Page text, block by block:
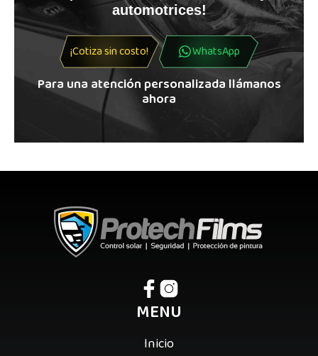
automotrices!
¡Cotiza sin costo! WhatsApp
Para una atención personalizada llámanos
ahora
MENU
Inicio